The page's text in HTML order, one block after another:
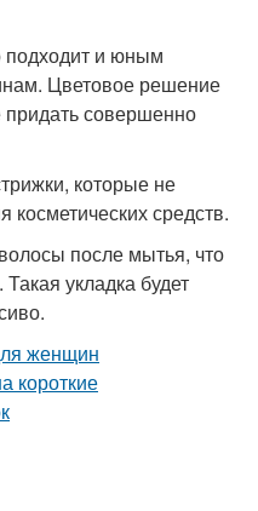
подходит и юным
Цветовое решение
придать совершенно
которые не
средств.
после мытья, что
укладка будет